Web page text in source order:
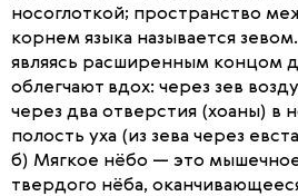
носоглоткой; пространство
корнем языка называется
являясь расширенным концом
облегчают вдох: через зев
через два отверстия (хоаны) в
полость уха (из зева через
б) Мягкое нёбо — это
твердого нёба,